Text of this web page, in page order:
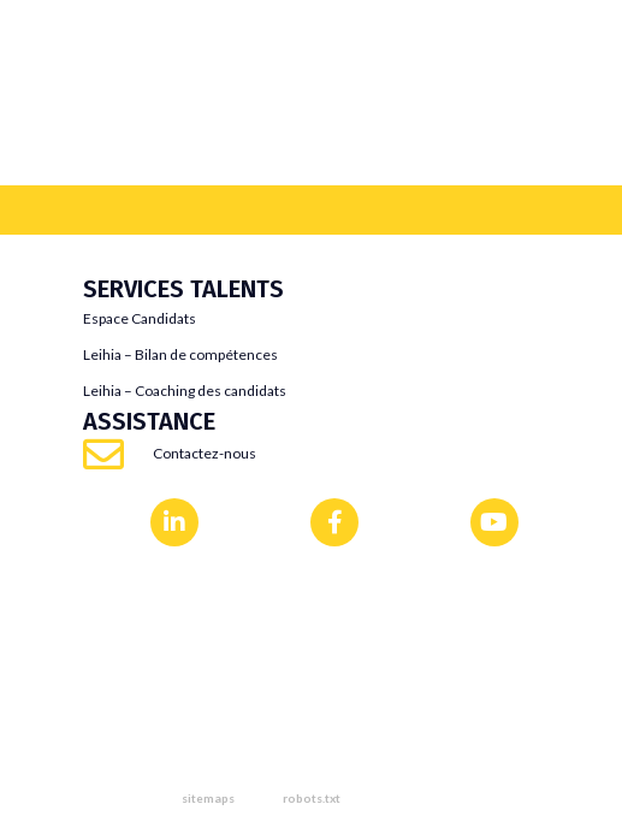
SERVICES TALENTS
Espace Candidats
Leihia – Bilan de compétences
Leihia – Coaching des candidats
ASSISTANCE
Contactez-nous
sitemaps robots.txt